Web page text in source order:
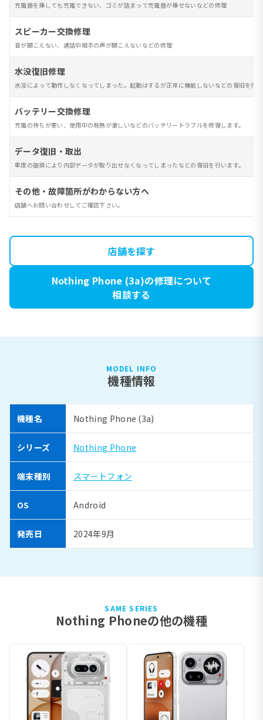
充電器を挿しても充電できない、ゴミが詰まって充電器が挿せないなどの修理
スピーカー交換修理
音が聞こえない、通話中相手の声が聞こえないなどの修理
水没復旧修理
水没によって動作しなくなってしまった。起動はするが正常に機能しないなどの復旧を行
バッテリー交換修理
充電の持ちが悪い、使用中の発熱が激しいなどのバッテリートラブルを修復します。
データ復旧・取出
重度の破損により内部データが取り出せなくなってしまったなどの復旧を行います。
その他・故障箇所がわからない方へ
店舗へお問い合わせしてご確認下さい。
店舗を探す
Nothing Phone (3a)の修理について
相談する
MODEL INFO
機種情報
機種名 Nothing Phone (3a)
シリーズ Nothing Phone
端末種別 スマートフォン
OS Android
発売日 2024年9月
SAME SERIES
Nothing Phoneの他の機種